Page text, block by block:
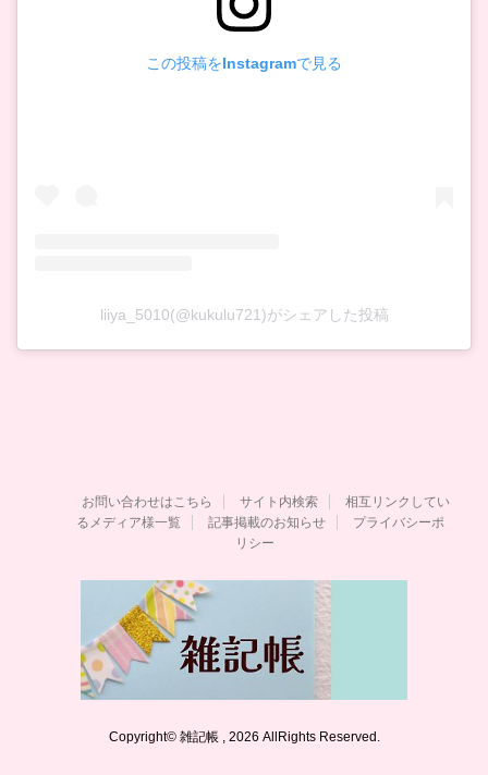
この投稿をInstagramで見る
liiya_5010(@kukulu721)がシェアした投稿
お問い合わせはこちら サイト内検索
相互リンクしてい
るメディア様一覧
記事掲載のお知らせ
プライバシーポ
リシー
Copyright© 雑記帳 , 2026 AllRights Reserved.